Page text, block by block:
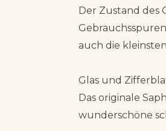
Der Zustand des
auch die
Glas und
Das originale
wunderschöne